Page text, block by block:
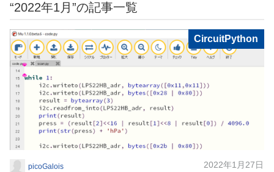
“2022年1月”の記事一覧
CircuitPython
picoGalois 2022年1月27日